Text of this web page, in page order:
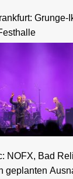
Grunge-
NOFX, Bad
geplanten